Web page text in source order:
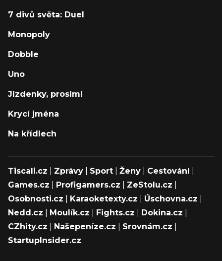
7 divů světa: Duel
Monopoly
Dobble
Uno
Jízdenky, prosím!
Krycí jména
Na křídlech
Tiscali.cz Zprávy Sport Ženy Cestování|
Games.cz
Profigamers.cz ZeStolu.cz
Osobnosti.cz
Karaoketexty.cz Úschovna.cz
Nedd.cz
Moulík.cz Fights.cz Dokina.cz
CZhity.cz
Našepeníze.cz Srovnám.cz
StartupInsider.cz